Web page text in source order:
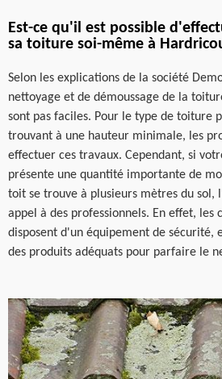
Est-ce qu'il est possible
sa toiture soi-même à
Selon les explications de la société
nettoyage et de démoussage de la
sont pas faciles. Pour le type de toiture
trouvant à une hauteur minimale, les
effectuer ces travaux. Cependant, si
présente une quantité importante de
toit se trouve à plusieurs mètres du
appel à des professionnels. En effet, les
disposent d'un équipement de sécurité,
des produits adéquats pour parfaire le